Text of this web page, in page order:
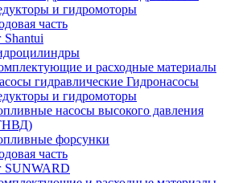
и гидромоторы
часть
Shantui
и расходные материалы
гидравлические Гидронасосы
и гидромоторы
насосы высокого давления
форсунки
часть
SUNWARD